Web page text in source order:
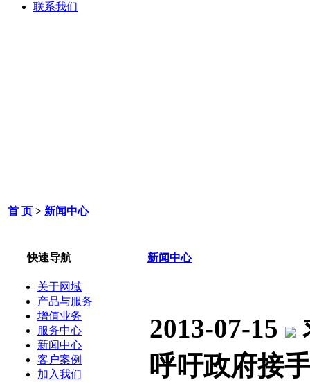
联系我们
首 页 > 新闻中心
快速导航
关于网域
产品与服务
增值业务
服务中心
新闻中心
客户案例
加入我们
新闻中心
2013-07-15
呼吁政府接